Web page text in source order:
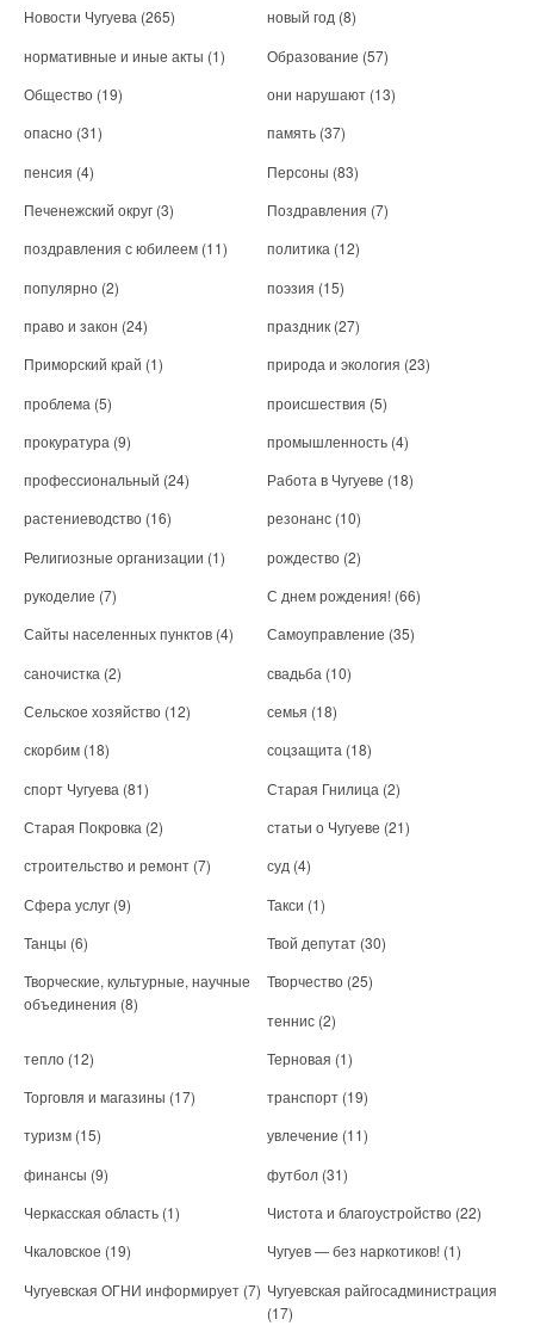
Новости Чугуева (265) новый год (8)
нормативные и иные акты (1) Образование (57)
Общество (19) они нарушают (13)
опасно (31) память (37)
пенсия (4) Персоны (83)
Печенежский округ (3) Поздравления (7)
поздравления с юбилеем (11) политика (12)
популярно (2) поэзия (15)
право и закон (24) праздник (27)
Приморский край (1) природа и экология (23)
проблема (5) происшествия (5)
прокуратура (9) промышленность (4)
профессиональный (24) Работа в Чугуеве (18)
растениеводство (16) резонанс (10)
Религиозные организации (1) рождество (2)
рукоделие (7) С днем рождения! (66)
Сайты населенных пунктов (4) Самоуправление (35)
саночистка (2) свадьба (10)
Сельское хозяйство (12) семья (18)
скорбим (18) соцзащита (18)
спорт Чугуева (81) Старая Гнилица (2)
Старая Покровка (2) статьи о Чугуеве (21)
строительство и ремонт (7) суд (4)
Сфера услуг (9) Такси (1)
Танцы (6) Твой депутат (30)
Творческие, культурные, научные
объединения (8)
Творчество (25)
теннис (2)
тепло (12) Терновая (1)
Торговля и магазины (17) транспорт (19)
туризм (15) увлечение (11)
финансы (9) футбол (31)
Черкасская область (1) Чистота и благоустройство (22)
Чкаловское (19) Чугуев — без наркотиков! (1)
Чугуевская ОГНИ информирует (7) Чугуевская райгосадминистрация
(17)